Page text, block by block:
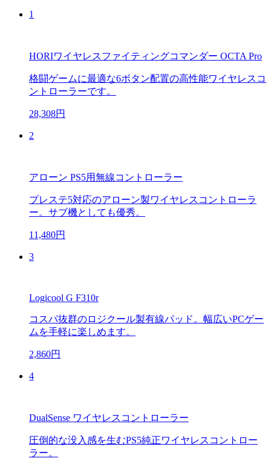
1
HORIワイヤレスファイティングコマンダー OCTA Pro
格闘ゲームに最適な6ボタン配置の高性能ワイヤレスコ
ントローラーです。
28,308円
2
アローン PS5用無線コントローラー
プレステ5対応のアローン製ワイヤレスコントローラ
ー。サブ機としても優秀。
11,480円
3
Logicool G F310r
コスパ抜群のロジクール製有線パッド。幅広いPCゲー
ムを手軽に楽しめます。
2,860円
4
DualSense ワイヤレスコントローラー
圧倒的な没入感を生むPS5純正ワイヤレスコントロー
ラー。